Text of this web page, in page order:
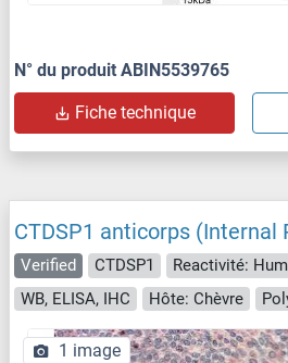
N° du produit ABIN5539765
Fiche technique
CTDSP1 anticorps (Internal
Verified CTDSP1
Reactivité:
WB, ELISA, IHC
Hôte: Chèvre
1 image